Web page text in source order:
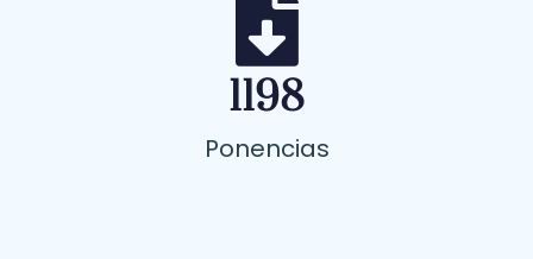
1198
Ponencias